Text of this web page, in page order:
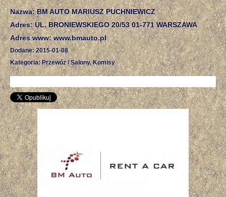
Nazwa: BM AUTO MARIUSZ PUCHNIEWICZ
Adres: UL. BRONIEWSKIEGO 20/53 01-771 WARSZAWA
Adres www: www.bmauto.pl
Dodane: 2015-01-08
Kategoria: Przewóz / Salony, Komisy